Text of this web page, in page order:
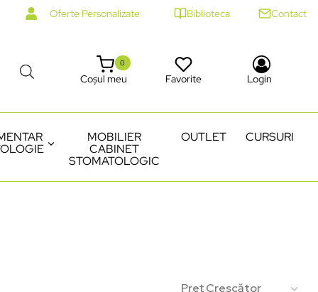
Oferte Personalizate Biblioteca Contact
Coșul meu
0
Favorite Login
MOBILIER
CABINET
STOMATOLOGIC
OUTLET CURSURI